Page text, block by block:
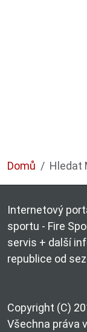
Domů Hledat
Internetový
sportu - Fire
servis + další
republice od
Copyright (C)
Všechna práva